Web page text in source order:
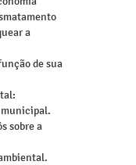
a
de sua
municipal.
sobre a